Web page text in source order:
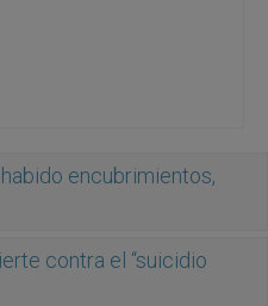
encubrimientos,
contra el “suicidio